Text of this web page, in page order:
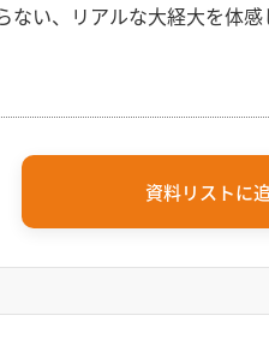
い、リアルな大経大を体
資料リストに